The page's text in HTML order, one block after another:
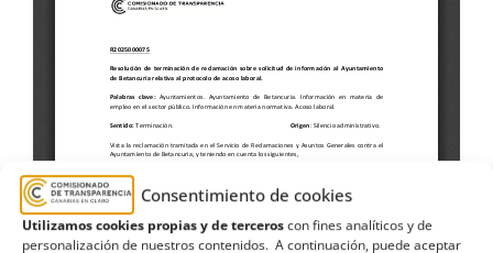
Consentimiento de cookies
Utilizamos cookies propias y de terceroscon fines analíticos y de
personalización de nuestros contenidos. A continuación, puede aceptar